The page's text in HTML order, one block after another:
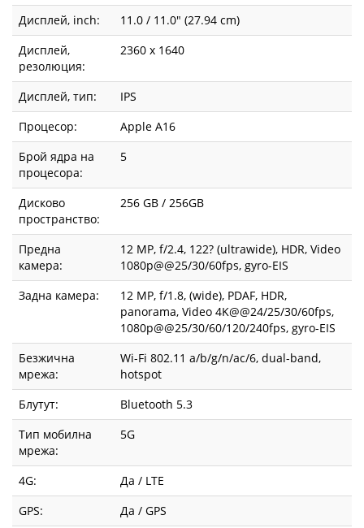
Дисплей, inch:
11.0 / 11.0" (27.94 cm)
Дисплей,
резолюция:
2360 x 1640
Дисплей, тип:
IPS
Процесор:
Apple A16
Брой ядра на
процесора:
5
Дисково
пространство:
256 GB / 256GB
Предна
камера:
12 MP, f/2.4, 122? (ultrawide), HDR, Video
1080p@@25/30/60fps, gyro-EIS
Задна камера:
12 MP, f/1.8, (wide), PDAF, HDR,
panorama, Video 4K@@24/25/30/60fps,
1080p@@25/30/60/120/240fps, gyro-EIS
Безжична
мрежа:
Wi-Fi 802.11 a/b/g/n/ac/6, dual-band,
hotspot
Блутут:
Bluetooth 5.3
Тип мобилна
мрежа:
5G
4G:
Да / LTE
GPS:
Да / GPS